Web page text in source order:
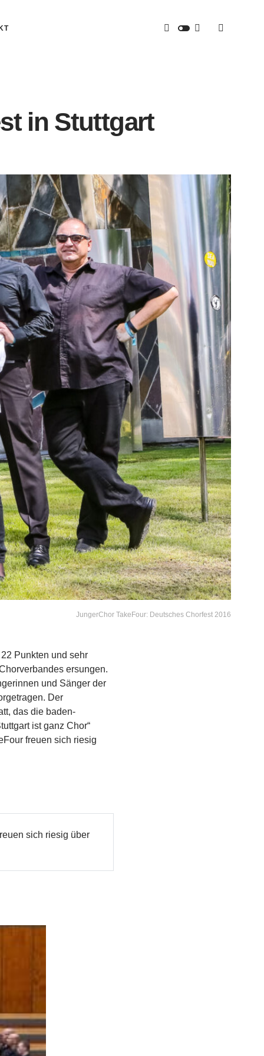
in Stuttgart
JungerChor TakeFour: Deutsches Chorfest 2016
Punkten und sehr
ersungen.
und Sänger der
Der
das die baden-
ist ganz Chor“
freuen sich riesig
sich riesig über